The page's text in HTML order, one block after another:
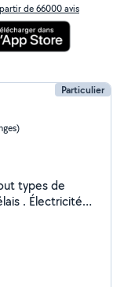
de 66000 avis
Particulier
types de
. Électricité
) Serrurier.